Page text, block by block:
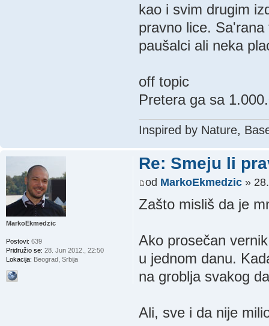
kao i svim drugim
pravno lice.
paušalci ali neka
off topic
Pretera ga sa
Inspired by Nature,
Re: Smeju li
od MarkoEkmedzic»
Zašto misliš da je
Ako prosečan
u jednom danu.
na groblja svakog
Ali, sve i da nije
MarkoEkmedzic
Postovi: 639
Pridružio se: 28. Jun 2012., 22:50
Lokacija: Beograd, Srbija